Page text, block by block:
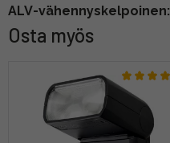
ALV-vähennyskelpoinen:
Osta myös